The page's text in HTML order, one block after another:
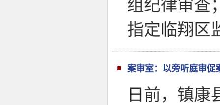
组纪律审查
指定临翔区
案审室：以旁听庭审促
日前，镇康